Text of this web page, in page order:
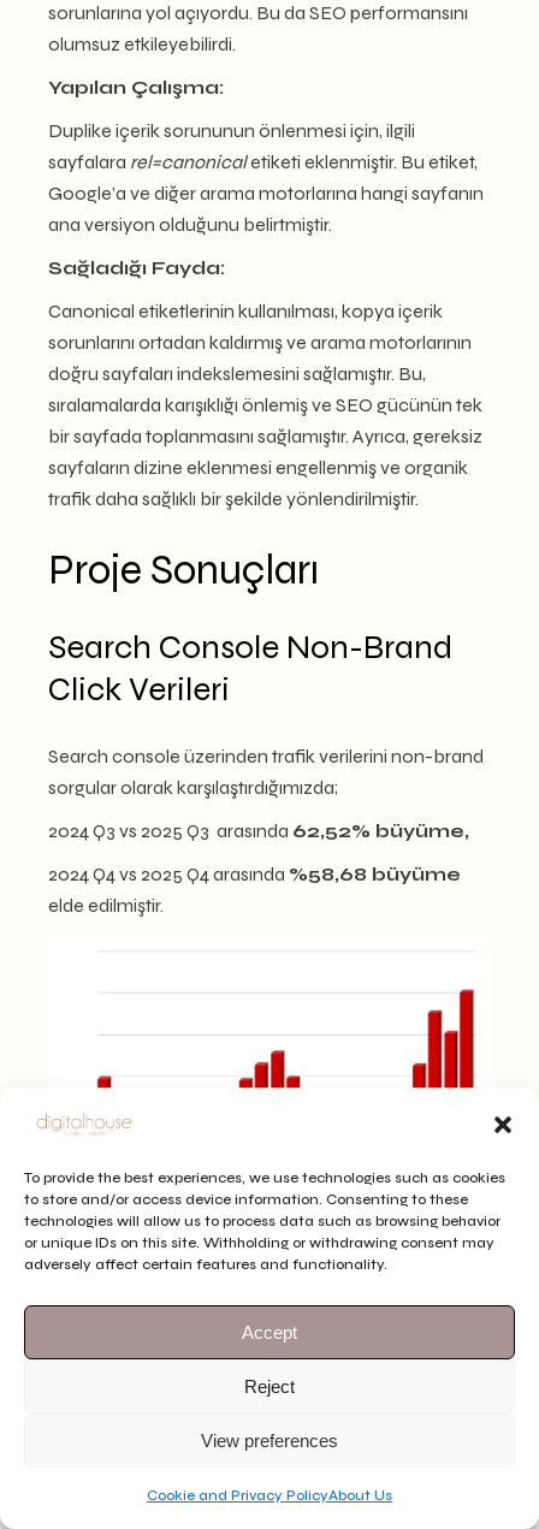
To provide the best experiences, we use technologies such as cookies
to store and/or access device information. Consenting to these
technologies will allow us to process data such as browsing behavior
or unique IDs on this site. Withholding or withdrawing consent may
adversely affect certain features and functionality.
Accept
Reject
View preferences
Cookie and Privacy PolicyAbout Us
sorunlarına yol açıyordu. Bu da SEO performansını
olumsuz etkileyebilirdi.
Yapılan Çalışma:
Duplike içerik sorununun önlenmesi için, ilgili
sayfalara rel=canonicaletiketi eklenmiştir. Bu etiket,
Google’a ve diğer arama motorlarına hangi sayfanın
ana versiyon olduğunu belirtmiştir.
Sağladığı Fayda:
Canonical etiketlerinin kullanılması, kopya içerik
sorunlarını ortadan kaldırmış ve arama motorlarının
doğru sayfaları indekslemesini sağlamıştır. Bu,
sıralamalarda karışıklığı önlemiş ve SEO gücünün tek
bir sayfada toplanmasını sağlamıştır. Ayrıca, gereksiz
sayfaların dizine eklenmesi engellenmiş ve organik
trafik daha sağlıklı bir şekilde yönlendirilmiştir.
Proje Sonuçları
Search Console Non-Brand
Click Verileri
Search console üzerinden trafik verilerini non-brand
sorgular olarak karşılaştırdığımızda;
2024 Q3 vs 2025 Q3 arasında 62,52% büyüme,
2024 Q4 vs 2025 Q4 arasında %58,68 büyüme
elde edilmiştir.
Pozisyon İyileştirmeleri
İle Birlikte Tıklama
Artışları
Marka için önemli olabilecek keywordler de
sayılarında önemli artışlar elde edilmiştir.